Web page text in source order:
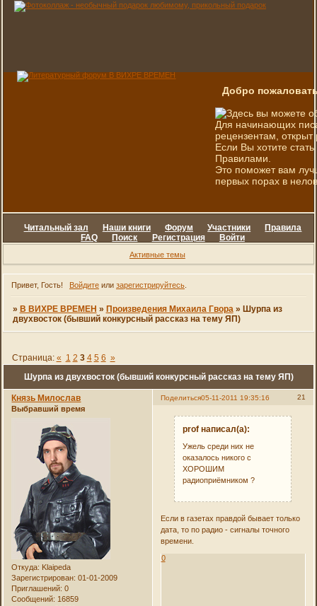
Добро
Здесь вы можете
Для начинающих
рецензентам, открыт
Если Вы хотите
Правилами.
Это поможет вам
первых порах в
Читальный зал Наши книги Форум Участники
Правила
FAQ
Поиск Регистрация Войти
Активные темы
Привет, Гость! Войдитеили зарегистрируйтесь.
» В ВИХРЕ ВРЕМЕН » Произведения Михаила Гвора » Шурпа из
двухвосток (бывший конкурсный рассказ на тему ЯП)
Шурпа из двухвосток (бывший конкурсный рассказ на тему ЯП)
Страница: « 1 2 3 4 5 6 »
Поделиться 21
05-11-2011 19:35:16
Князь Милослав
Выбравший время
Откуда: Klaipeda
Зарегистрирован: 01-01-2009
Приглашений: 0
Сообщений: 16859
prof написал(а):
Ужель среди них не
оказалось никого с
ХОРОШИМ
радиоприёмником ?
Если в газетах правдой бывает только
дата, то по радио - сигналы точного
времени.
0